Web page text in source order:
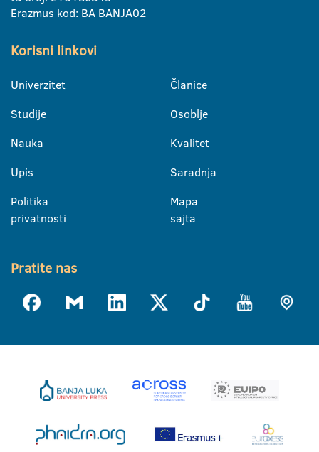
Erazmus kod: BA BANJA02
Korisni linkovi
Univerzitet
Studije
Nauka
Upis
Politika
privatnosti
Članice
Osoblje
Kvalitet
Saradnja
Mapa
sajta
Pratite nas